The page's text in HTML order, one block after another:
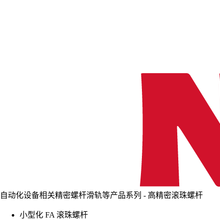
自动化设备相关精密螺杆滑轨等产品系列 - 高精密滚珠螺杆
小型化 FA 滚珠螺杆